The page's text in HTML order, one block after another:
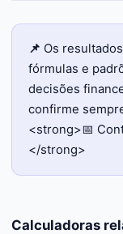
📌 Os
fórmulas e
decisões
confirme
<strong>📅
</strong>
Calculadoras